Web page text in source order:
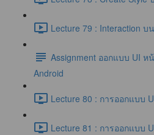
Lecture 79 : Interaction บ
Assignment ออกแบบ UI ห
Android
Lecture 80 : การออกแบบ
Lecture 81 : การออกแบบ